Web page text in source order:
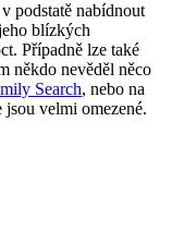
podstatě nabídnout
blízkých
Případně lze také
někdo nevěděl něco
Search, nebo na
velmi omezené.